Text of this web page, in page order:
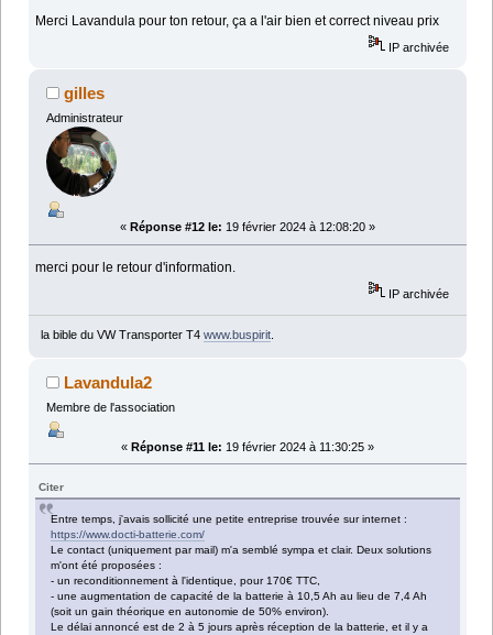
Merci Lavandula pour ton retour, ça a l'air bien et correct niveau prix
IP archivée
gilles
Administrateur
« Réponse #12 le: 19 février 2024 à 12:08:20 »
merci pour le retour d'information.
IP archivée
la bible du VW Transporter T4 www.buspirit.
Lavandula2
Membre de l'association
« Réponse #11 le: 19 février 2024 à 11:30:25 »
Citer
Entre temps, j'avais sollicité une petite entreprise trouvée sur internet :
https://www.docti-batterie.com/
Le contact (uniquement par mail) m'a semblé sympa et clair. Deux solutions
m'ont été proposées :
- un reconditionnement à l'identique, pour 170€ TTC,
- une augmentation de capacité de la batterie à 10,5 Ah au lieu de 7,4 Ah
(soit un gain théorique en autonomie de 50% environ).
Le délai annoncé est de 2 à 5 jours après réception de la batterie, et il y a